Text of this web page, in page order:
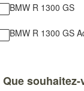
BMW R 1300 GS
BMW R 1300 GS
Que